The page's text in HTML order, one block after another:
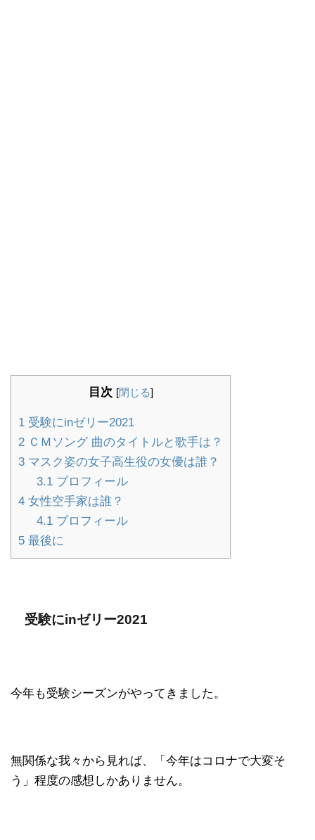
目次 [閉じる]
1 受験にinゼリー2021
2 ＣＭソング 曲のタイトルと歌手は？
3 マスク姿の女子高生役の女優は誰？
3.1プロフィール
4 女性空手家は誰？
4.1プロフィール
5 最後に
受験にinゼリー2021
今年も受験シーズンがやってきました。
無関係な我々から見れば、「今年はコロナで大変そ
う」程度の感想しかありません。